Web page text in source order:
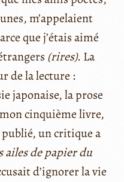
m’appelaient
que j’étais aimé
(rires). La
de la lecture :
japonaise, la prose
cinquième livre,
publié, un critique a
ailes de papier du
d’ignorer la vie